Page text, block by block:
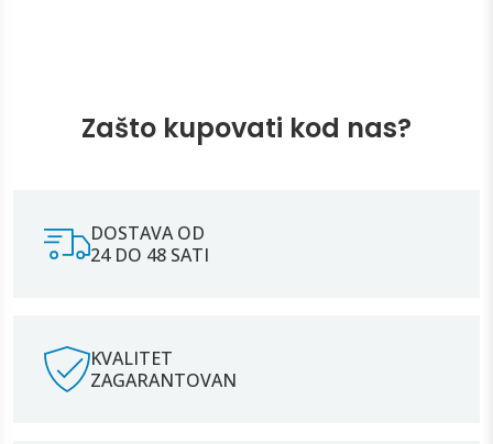
Zašto kupovati kod nas?
DOSTAVA OD
24 DO 48 SATI
KVALITET
ZAGARANTOVAN